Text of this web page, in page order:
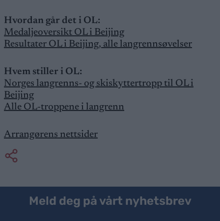
Hvordan går det i OL:
Medaljeoversikt OL i Beijing
Resultater OL i Beijing, alle langrennsøvelser
Hvem stiller i OL:
Norges langrenns- og skiskyttertropp til OL i
Beijing
Alle OL-troppene i langrenn
Arrangørens nettsider
Meld deg på vårt nyhetsbrev